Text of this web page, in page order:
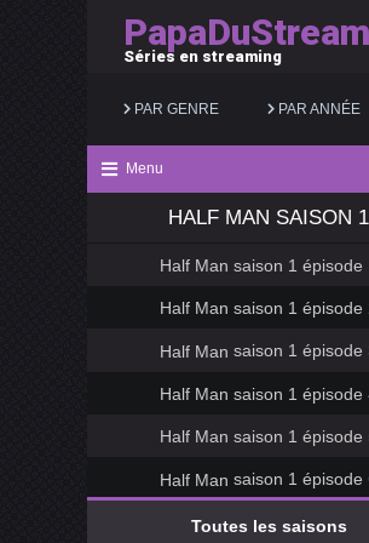
Séries en streaming
PAR GENRE
Action
Animation
Aventure
Biopic
Comédie
PAR ANNÉE
2025
2024
2023
2022
2021
Menu
HALF MAN SAISON 1
Half Man saison 1 épisode
Half Man saison 1 épisode
Half Man saison 1 épisode
Half Man saison 1 épisode
Half Man saison 1 épisode
Half Man saison 1 épisode
Toutes les saisons